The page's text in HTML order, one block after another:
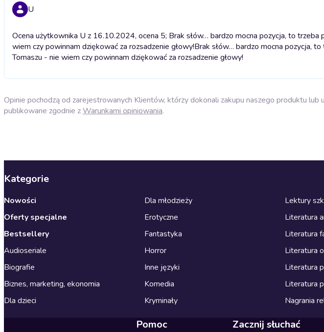
U
Ocena użytkownika U z 16.10.2024, ocena 5; Brak słów… bardzo mocna pozycja, to trzeba
wiem czy powinnam dziękować za rozsadzenie głowy!Brak słów… bardzo mocna pozycja,
Tomaszu - nie wiem czy powinnam dziękować za rozsadzenie głowy!
Opinie pochodzą od zarejestrowanych Klientów, którzy dokonali zakupu naszego produktu lub
publikowane zgodnie zWarunkami opiniowania.
Kategorie
Nowości
Oferty specjalne
Bestsellery
Audioseriale
Biografie
Biznes, marketing, ekonomia
Dla dzieci
Dla młodzieży
Erotyczne
Fantastyka
Horror
Inne języki
Komedia
Kryminały
Lektury
Literatura
Literatura
Literatura
Literatura
Literatura
Nagrania
Pomoc Zacznij słuchać